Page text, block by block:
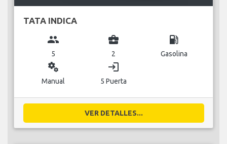
TATA INDICA
group
5
business_center
2
local_gas_station
Gasolina
miscellaneous_services
Manual
login
5 Puerta
VER DETALLES...